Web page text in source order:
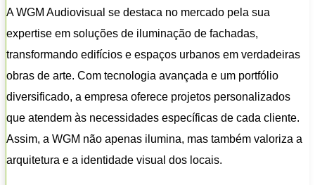
A WGM Audiovisual se destaca no mercado pela sua
expertise em soluções de iluminação de fachadas,
transformando edifícios e espaços urbanos em verdadeiras
obras de arte. Com tecnologia avançada e um portfólio
diversificado, a empresa oferece projetos personalizados
que atendem às necessidades específicas de cada cliente.
Assim, a WGM não apenas ilumina, mas também valoriza a
arquitetura e a identidade visual dos locais.